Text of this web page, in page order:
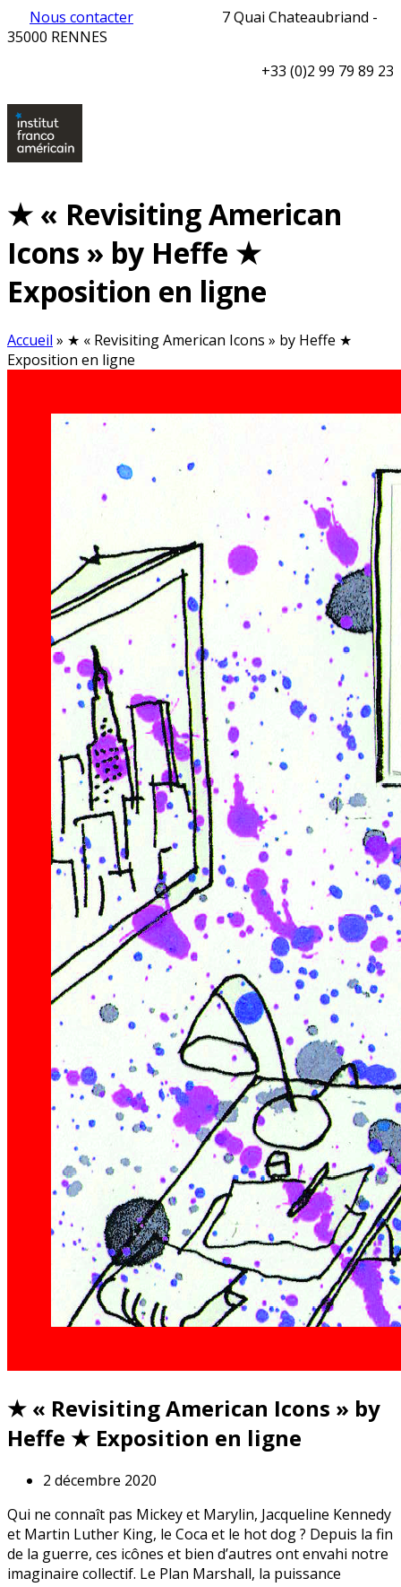
Nous contacter
7 Quai Chateaubriand -
35000 RENNES
+33 (0)2 99 79 89 23
★ « Revisiting American
Icons » by Heffe ★
Exposition en ligne
Accueil » ★ « Revisiting American Icons » by Heffe ★
Exposition en ligne
★ « Revisiting American Icons » by
Heffe ★ Exposition en ligne
2 décembre 2020
Qui ne connaît pas Mickey et Marylin, Jacqueline Kennedy
et Martin Luther King, le Coca et le hot dog ? Depuis la fin
de la guerre, ces icônes et bien d’autres ont envahi notre
imaginaire collectif. Le Plan Marshall, la puissance